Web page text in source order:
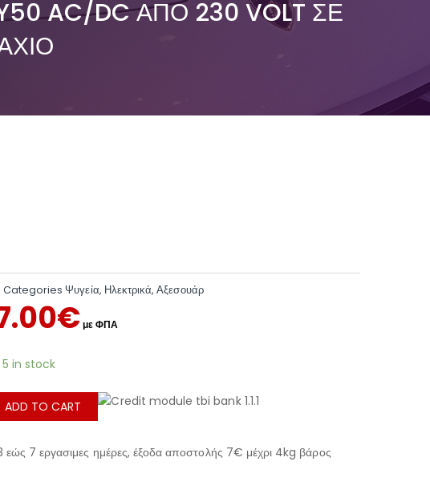
AC/DC ΑΠΌ 230 VOLT ΣΕ
Categories Ψυγεία, Ηλεκτρικά,Αξεσουάρ
€
5 in stock
ADD TO CART
7 εργασιμες ημέρες, έξοδα αποστολής 7€ μέχρι 4kg βάρος